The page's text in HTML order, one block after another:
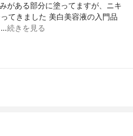
がある部分に塗ってますが、ニキ
てきました 美白美容液の入門品
…続きを見る